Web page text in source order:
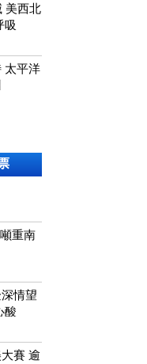
美西北
吸
太平洋
重南
情望
酸
賽 逾